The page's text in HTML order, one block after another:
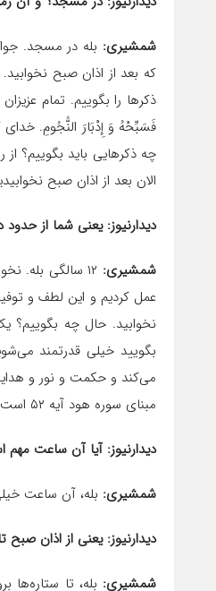
شمشیری: بله در مسجد.
که بعد از اذان صبح
ذکر‌ها را بگوییم. تمام
فَسَبِّحْهُ وَ إِدْبَارَ النُّجُومِ.
چه ذکر‌هایی باید بگوییم؟
الان بعد از اذان صبح نخوابیدیم.
دیدارنیوز: یعنی شما از
شمشیری:
۱۲ سالگی بله.
عمل کردیم و این لطف و
نخوابید. حال چه بگوییم؟
بگویید خیلی قدرتمند
می‌کند و حکمت و نور و
مبنای سوره هود آیه ۵۲ است که هر کس استغفار کند، خدا یک اوجی به او می‌دهد و بر مبنای سوره نوح آیه ۱۰ و ۱۱ و ۱۲.
دیدارنیوز: آیا آن ساعت
شمشیری: بله، آن ساعت
دیدارنیوز: یعنی از اذان صبح
شمشیری: